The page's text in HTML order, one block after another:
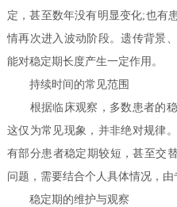
定，甚至数年没有明显变化;也有
情再次进入波动阶段。遗传背景
能对稳定期长度产生一定作用。
持续时间的常见范围
根据临床观察，多数患者的稳
这仅为常见现象，并非绝对规律
有部分患者稳定期较短，甚至交
问题，需要结合个人具体情况，由
稳定期的维护与观察